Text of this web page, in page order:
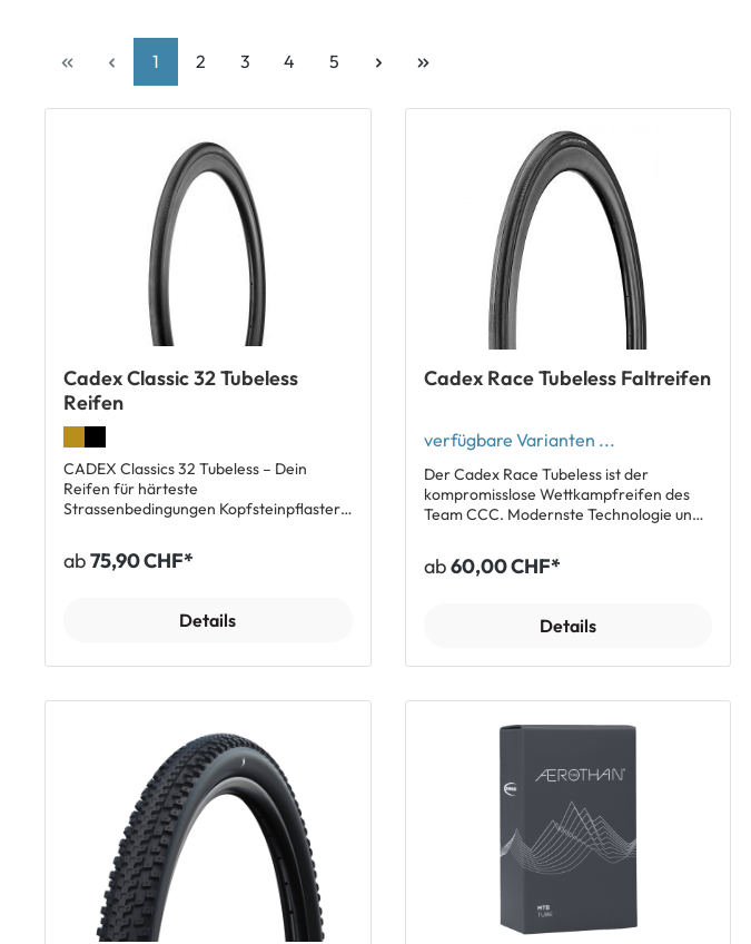
1 2 3 4 5
Cadex Classic 32 Tubeless
Reifen
CADEX Classics 32 Tubeless – Dein
Reifen für härteste
Strassenbedingungen Kopfsteinpflaster,
dem CADEX Classics 32 Tubeless bist Du
auf jedem Untergrund bereit für volle
anspruchsvollste Bedingungen
kombiniert er Speed, Grip und
Rennradreifen. Dank der speziellen RR-S
verstärkten Race Shield+ Schutz fährst
Du schnell, komfortabel und sicher – egal
ob Frühjahrsklassiker oder
Trainingsrunde bei Regen. Deine Vorteile
auf einen Blick ✅Maximaler Grip bei
Nässe und Trockenheit dank RR-S AR
Compound ✅Geschmeidiges Fahrgefühl
durch die einlagige Supple Race Casing
(SRC) – spürbar komfortabler, auch auf
rauem Untergrund ✅Pannenschutz der
Extraklasse: Race Shield+ sorgt für 34 %
ab75,90 CHF*
Details
Cadex Race Tubeless Faltreifen
verfügbare Varianten ...
Der Cadex Race Tubeless ist der
kompromisslose Wettkampfreifen des
Team CCC. Modernste Technologie und
völlig neues Fahrgefühl und machen den
CADEX Race Tubeless zum Reifen der
maximalem Grip. Features Reifenwulst
aus Carbon/Kevlar für maximale
Pannenschutzeinlage aus Kevlar 170 Tpi
auch auf ruppigen Strassen Gewicht:
270 (25-622) / 325 g (28-622)
ab60,00 CHF*
Details